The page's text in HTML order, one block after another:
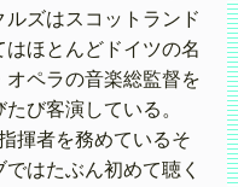
ズはスコットランド
ほとんどドイツの名
ペラの音楽総監督を
び客演している。
揮者を務めているそ
はたぶん初めて聴く